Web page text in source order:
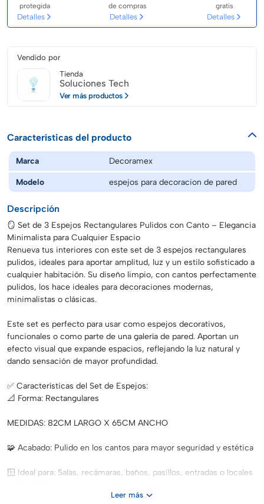
protegida
Detalles
de compras
Detalles
gratis
Detalles
Vendido por
Tienda
Soluciones Tech
Ver más productos
Características del producto
Marca Decoramex
Modelo espejos para decoracion de pared
Descripción
🪞 Set de 3 Espejos Rectangulares Pulidos con Canto – Elegancia
Minimalista para Cualquier Espacio
Renueva tus interiores con este set de 3 espejos rectangulares
pulidos, ideales para aportar amplitud, luz y un estilo sofisticado a
cualquier habitación. Su diseño limpio, con cantos perfectamente
pulidos, los hace ideales para decoraciones modernas,
minimalistas o clásicas.
Este set es perfecto para usar como espejos decorativos,
funcionales o como parte de una galería de pared. Aportan un
efecto visual que expande espacios, reflejando la luz natural y
dando sensación de mayor profundidad.
✅ Características del Set de Espejos:
📐 Forma: Rectangulares
MEDIDAS: 82CM LARGO X 65CM ANCHO
🧩 Acabado: Pulido en los cantos para mayor seguridad y estética
🪟 Ideal para: Salas, recámaras, baños, pasillos, entradas o locales
Leer más